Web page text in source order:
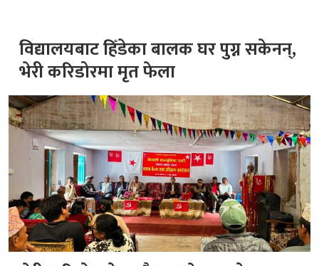
विद्यालयबाट हिँडेका बालक घर पुग्न सकेनन्,
भेरी करिडोरमा मृत फेला